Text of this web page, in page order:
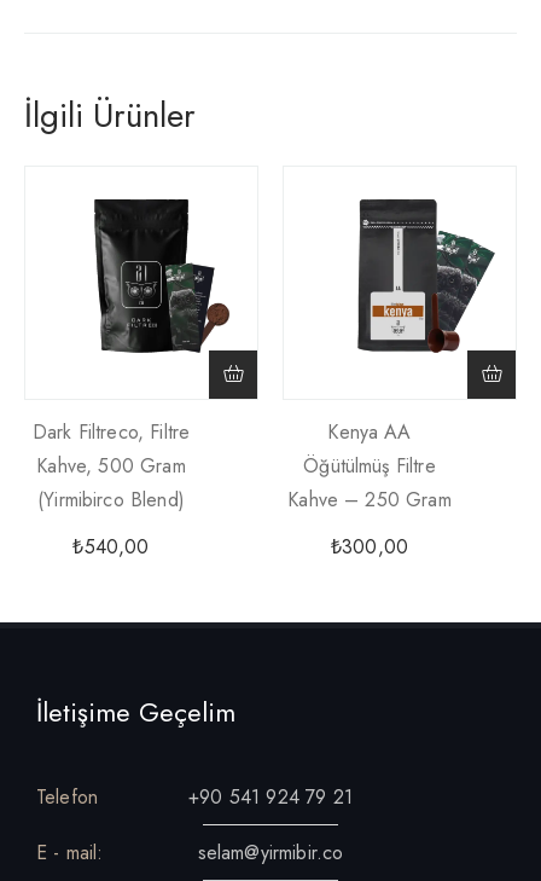
İlgili Ürünler
Dark Filtreco, Filtre
Kahve, 500 Gram
(yirmibirco Blend)
₺540,00
Kenya AA
Öğütülmüş Filtre
Kahve – 250 Gram
₺300,00
İletişime Geçelim
Telefon
+90 541 924 79 21
E - mail:
selam@yirmibir.co